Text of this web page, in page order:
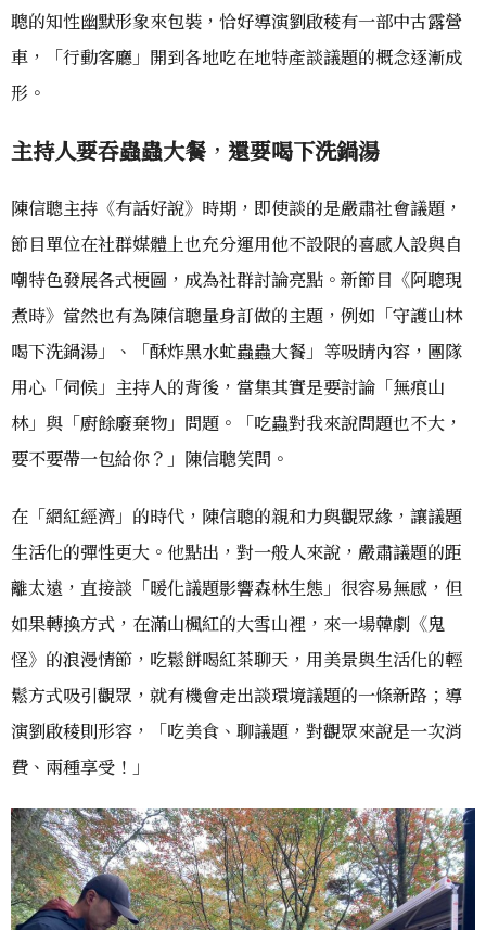
聰的知性幽默形象來包裝，恰好導演劉啟稜有一部中古露營
車，「行動客廳」開到各地吃在地特產談議題的概念逐漸成
形。
主持人要吞蟲蟲大餐 ， 還要喝下洗鍋湯
陳信聰主持《有話好說》時期，即使談的是嚴肅社會議題，
節目單位在社群媒體上也充分運用他不設限的喜感人設與自
嘲特色發展各式梗圖，成為社群討論亮點。新節目《阿聰現
煮時》當然也有為陳信聰量身訂做的主題，例如「守護山林
喝下洗鍋湯」、「酥炸黑水虻蟲蟲大餐」等吸睛內容，團隊
用心「伺候」主持人的背後，當集其實是要討論「無痕山
林」與「廚餘廢棄物」問題。「吃蟲對我來說問題也不大，
要不要帶一包給你？」陳信聰笑問。
在「網紅經濟」的時代，陳信聰的親和力與觀眾緣，讓議題
生活化的彈性更大。他點出，對一般人來說，嚴肅議題的距
離太遠，直接談「暖化議題影響森林生態」很容易無感，但
如果轉換方式，在滿山楓紅的大雪山裡，來一場韓劇《鬼
怪》的浪漫情節，吃鬆餅喝紅茶聊天，用美景與生活化的輕
鬆方式吸引觀眾，就有機會走出談環境議題的一條新路；導
演劉啟稜則形容，「吃美食、聊議題，對觀眾來說是一次消
費、兩種享受！」